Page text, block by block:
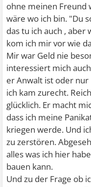
ohne meinen Freund
wäre wo ich bin. "Du
das tu ich auch ,
kom ich mir vor wie
Mir war Geld nie
interessiert mich
er Anwalt ist oder
ich kam zurecht.
glücklich. Er macht
dass ich meine
kriegen werde. Und
zu zerstören.
alles was ich hier
bauen kann.
Und zu der Frage ob